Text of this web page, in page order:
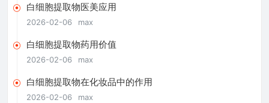
白细胞提取物医美应用
2026-02-06 max
白细胞提取物药用价值
2026-02-06 max
白细胞提取物在化妆品中的作用
2026-02-06 max